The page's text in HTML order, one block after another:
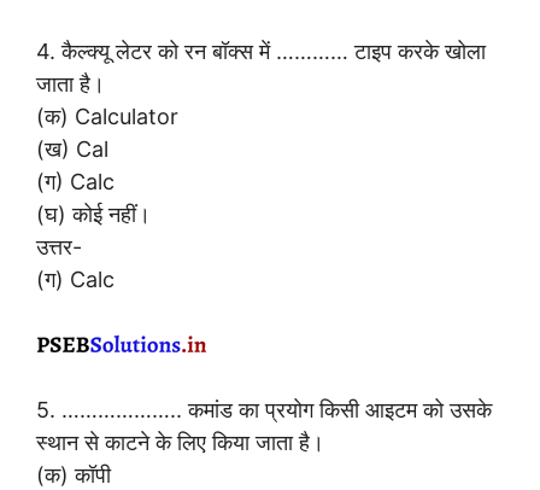
4. कैल्क्यू लेटर को रन बॉक्स में ………… टाइप करके खोला
जाता है।
(क) Calculator
(ख) Cal
(ग) Calc
(घ) कोई नहीं।
उत्तर-
(ग) Calc
5. ……………….. कमांड का प्रयोग किसी आइटम को उसके
स्थान से काटने के लिए किया जाता है।
(क) कॉपी